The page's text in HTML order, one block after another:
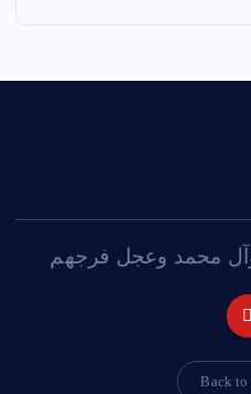
محمد وعجل فرجهم
Back to